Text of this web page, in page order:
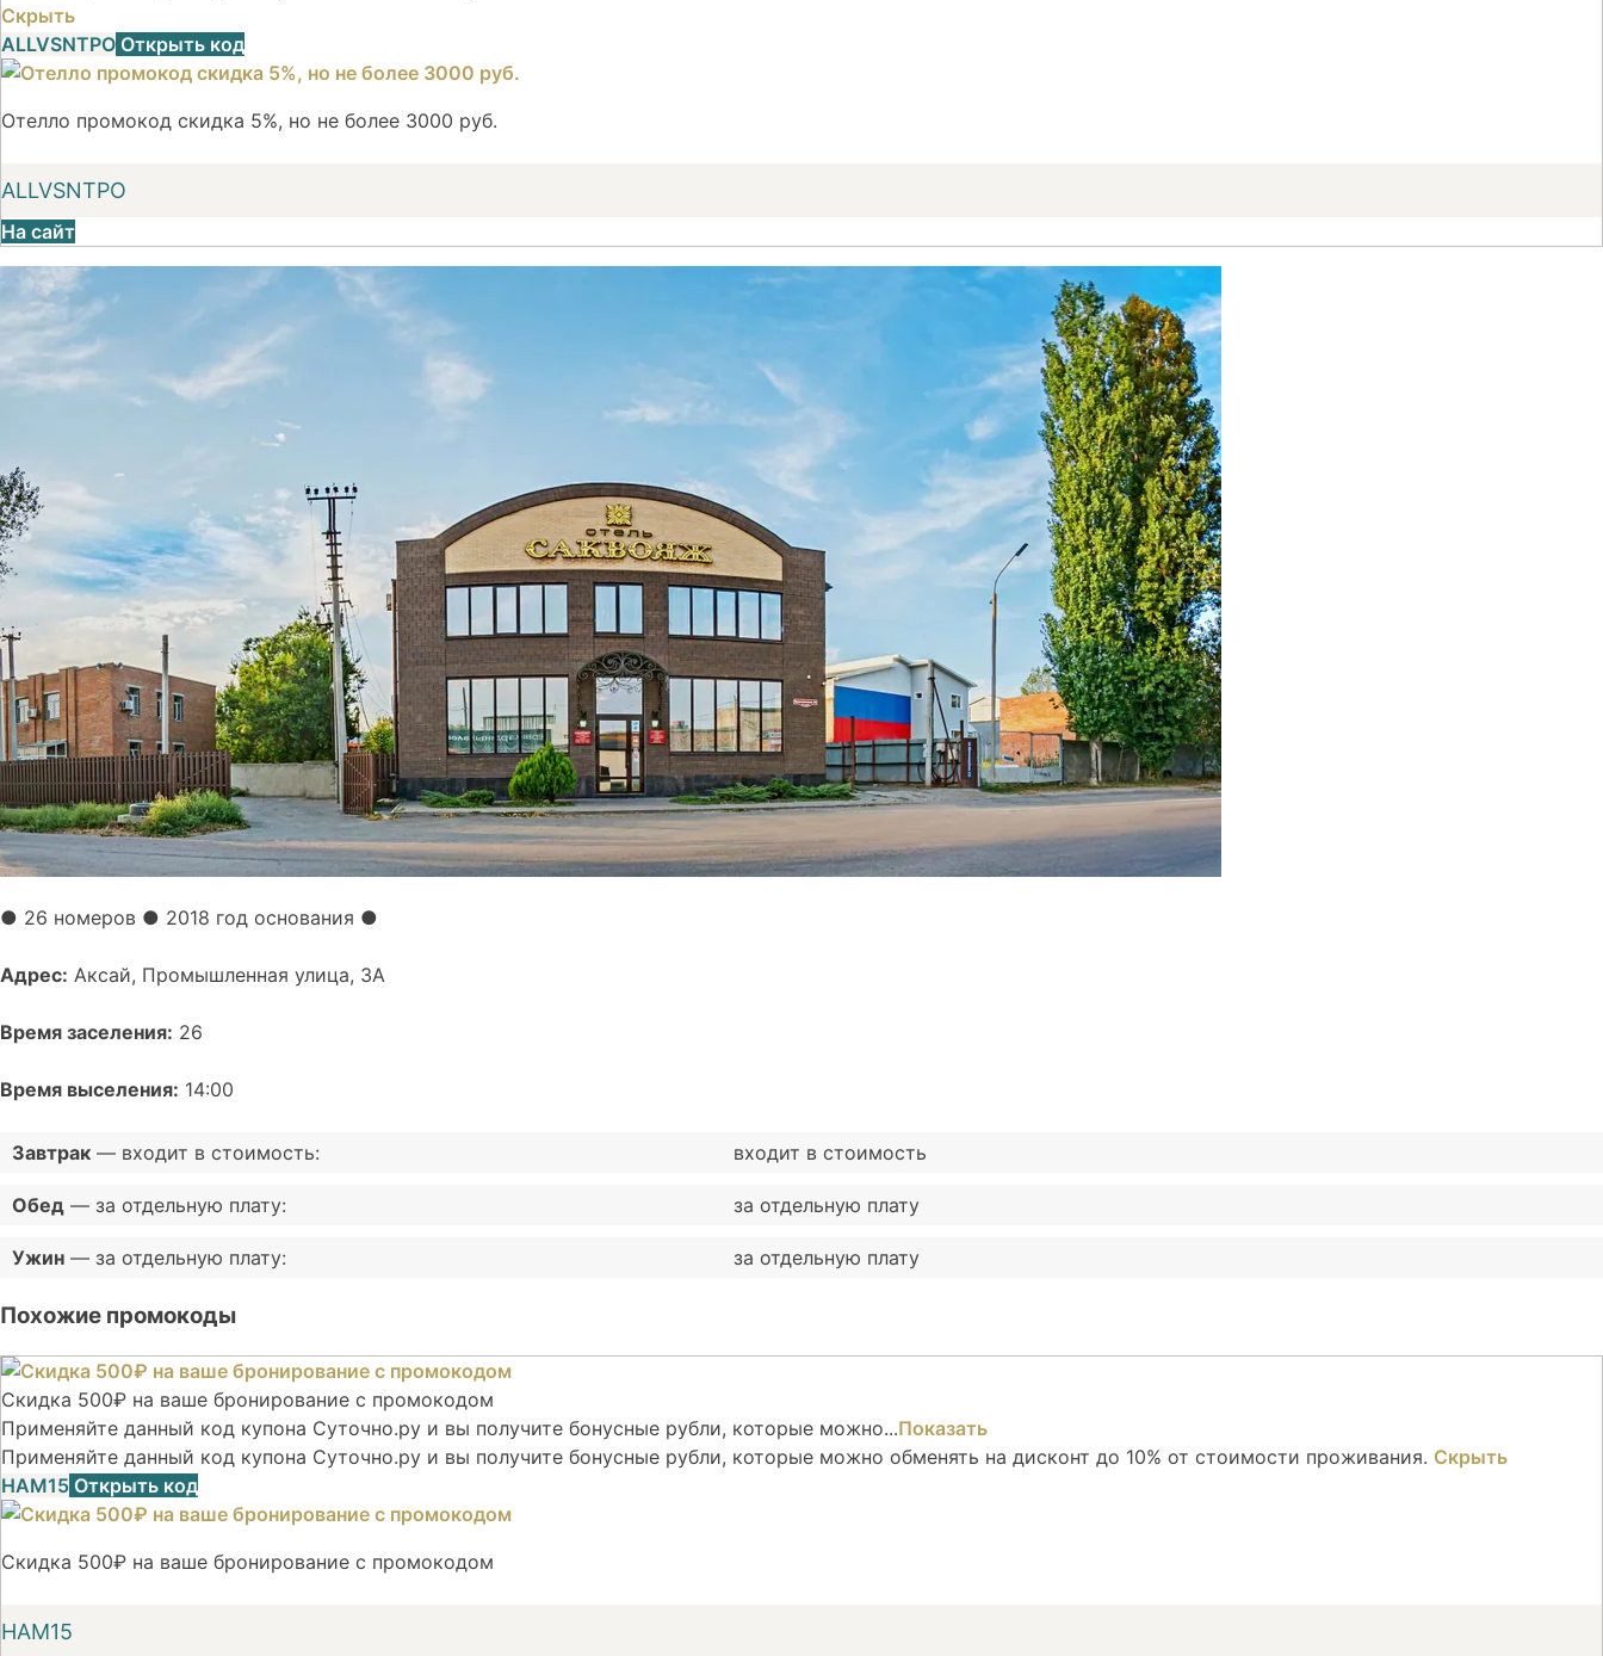
Скрыть
ALLVSNTPO Открыть код
Отелло промокод скидка 5%, но не более 3000 руб.
ALLVSNTPO
На сайт
● 26 номеров ● 2018 год основания ●
Адрес: Аксай, Промышленная улица, 3А
Время заселения: 26
Время выселения: 14:00
Завтрак — входит в стоимость: входит в стоимость
Обед — за отдельную плату: за отдельную плату
Ужин — за отдельную плату: за отдельную плату
Похожие промокоды
Скидка 500₽ на ваше бронирование с промокодом
Применяйте данный код купона Суточно.ру и вы получите бонусные рубли, которые можно...Показать
Применяйте данный код купона Суточно.ру и вы получите бонусные рубли, которые можно обменять на дисконт до 10% от стоимости проживания. Скрыть
НАМ15 Открыть код
Скидка 500₽ на ваше бронирование с промокодом
НАМ15